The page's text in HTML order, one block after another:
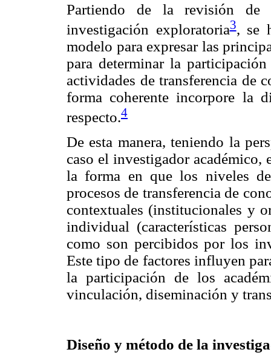
Partiendo de la revisión de
investigación exploratoria3, se
modelo para expresar las
para determinar la
actividades de transferencia de
forma coherente incorpore la
respecto.4
De esta manera, teniendo la
caso el investigador
la forma en que los niveles
procesos de transferencia de
contextuales (institucionales y
individual (características
como son percibidos por los
Este tipo de factores influyen
la participación de los
vinculación, diseminación y
Diseño y método de la